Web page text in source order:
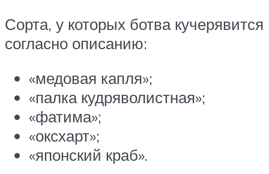
Сорта, у которых ботва кучерявится
согласно описанию:
«медовая капля»;
«палка кудряволистная»;
«фатима»;
«оксхарт»;
«японский краб».